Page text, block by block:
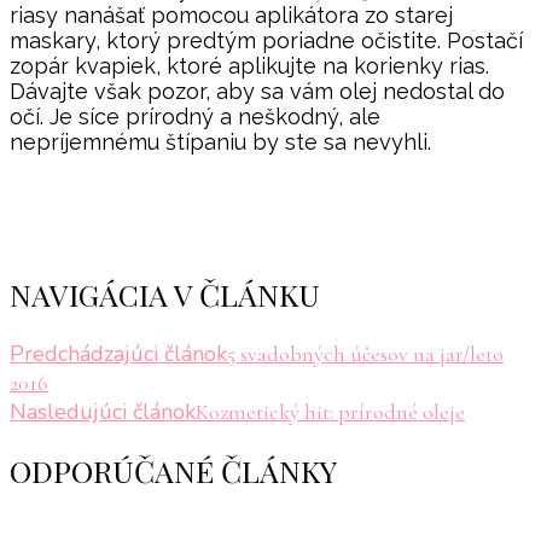
riasy nanášať pomocou aplikátora zo starej
maskary, ktorý predtým poriadne očistite. Postačí
zopár kvapiek, ktoré aplikujte na korienky rias.
Dávajte však pozor, aby sa vám olej nedostal do
očí. Je síce prírodný a neškodný, ale
nepríjemnému štípaniu by ste sa nevyhli.
NAVIGÁCIA V ČLÁNKU
Predchádzajúci článok5 svadobných účesov na jar/leto
2016
Nasledujúci článokKozmetický hit: prírodné oleje
ODPORÚČANÉ ČLÁNKY